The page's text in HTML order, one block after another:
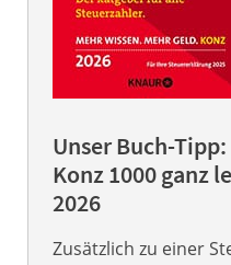
Unser Buch-Tipp:
Konz 1000 ganz
2026
Zusätzlich zu einer